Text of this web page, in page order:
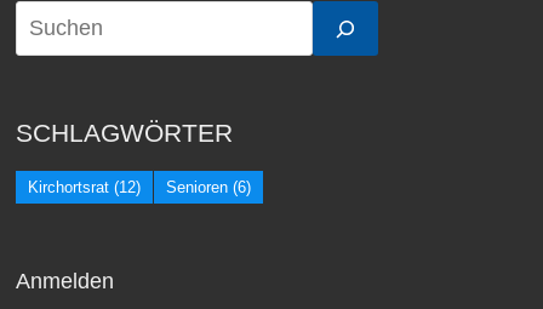
SCHLAGWÖRTER
Kirchortsrat (12) Senioren (6)
Anmelden